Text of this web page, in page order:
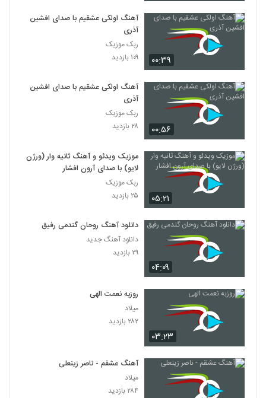
۰۰:۳۹
آهنگ اولکی عشقیم با صدای افشین
آذری
ربک موزیک
۱۰۹ بازدید
۰۰:۵۶
آهنگ اولکی عشقیم با صدای افشین
آذری
ربک موزیک
۲۸ بازدید
۰۵:۲۱
موزیک ویدئو و آهنگ ثانیه وار (ورژن
لایو) با صدای آرون افشار
ربک موزیک
۲۵ بازدید
۰۴:۰۹
دانلود آهنگ روحان گندمی رفیق
دانلود آهنگ جدید
۲۹ بازدید
۰۳:۲۳
روزبه نعمت الهی
میلاد
۲۸۲ بازدید
آهنگ عشقم - ناصر زینعلی
میلاد
۲۸۴ بازدید